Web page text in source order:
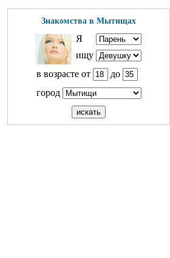
Знакомства в Мытищах
Я
ищу
в возрасте от
до
город